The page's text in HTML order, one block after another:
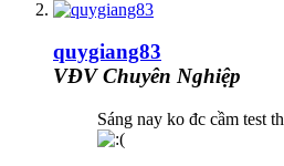
quygiang83
VĐV Chuyên Nghiệp
Sáng nay ko đc cầm test